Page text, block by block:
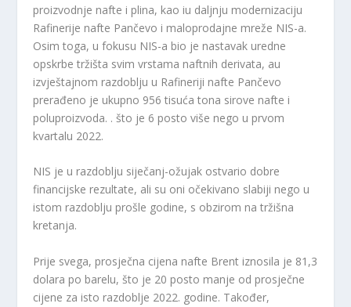
proizvodnje nafte i plina, kao iu daljnju modernizaciju
Rafinerije nafte Pančevo i maloprodajne mreže NIS-a.
Osim toga, u fokusu NIS-a bio je nastavak uredne
opskrbe tržišta svim vrstama naftnih derivata, au
izvještajnom razdoblju u Rafineriji nafte Pančevo
prerađeno je ukupno 956 tisuća tona sirove nafte i
poluproizvoda. . što je 6 posto više nego u prvom
kvartalu 2022.
NIS je u razdoblju siječanj-ožujak ostvario dobre
financijske rezultate, ali su oni očekivano slabiji nego u
istom razdoblju prošle godine, s obzirom na tržišna
kretanja.
Prije svega, prosječna cijena nafte Brent iznosila je 81,3
dolara po barelu, što je 20 posto manje od prosječne
cijene za isto razdoblje 2022. godine. Također,